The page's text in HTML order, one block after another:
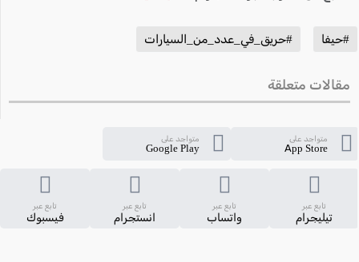
#حيفا #حريق_في_عدد_من_السيارات
مقالات متعلقة
متواجد على
App Store
متواجد على
Google Play
تابع عبر
تيليجرام
تابع عبر
واتساب
تابع عبر
انستجرام
تابع عبر
فيسبوك